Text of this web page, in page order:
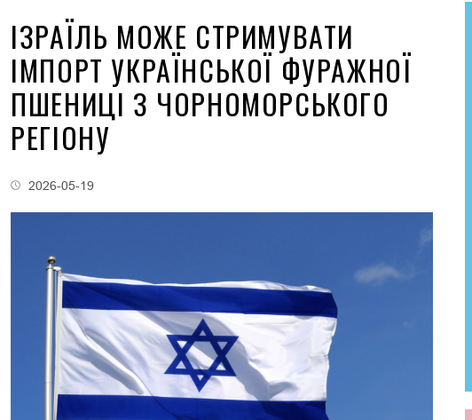
ІЗРАЇЛЬ МОЖЕ СТРИМУВАТИ
ІМПОРТ УКРАЇНСЬКОЇ ФУРАЖНОЇ
ПШЕНИЦІ З ЧОРНОМОРСЬКОГО
РЕГІОНУ
2026-05-19